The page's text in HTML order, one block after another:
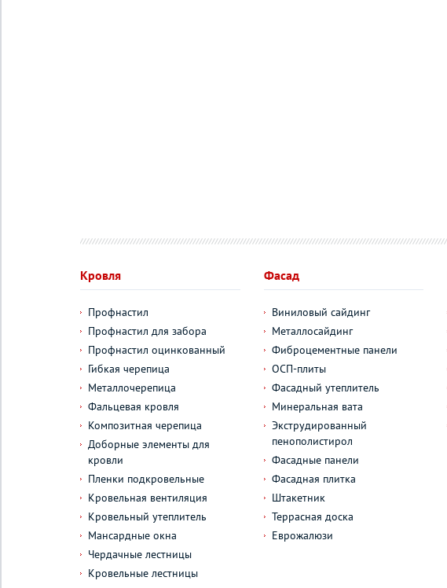
Кровля
Профнастил
Профнастил для забора
Профнастил оцинкованный
Гибкая черепица
Металлочерепица
Фальцевая кровля
Композитная черепица
Доборные элементы для
кровли
Пленки подкровельные
Кровельная вентиляция
Кровельный утеплитель
Мансардные окна
Чердачные лестницы
Кровельные лестницы
Фасад
Виниловый сайдинг
Металлосайдинг
Фиброцементные панели
ОСП-плиты
Фасадный утеплитель
Минеральная вата
Экструдированный
пенополистирол
Фасадные панели
Фасадная плитка
Штакетник
Террасная доска
Еврожалюзи